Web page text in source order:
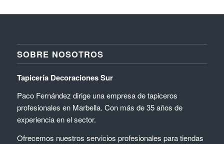
SOBRE NOSOTROS
Tapicería Decoraciones Sur
Paco Fernández dirige una empresa de tapiceros
profesionales en Marbella. Con más de 35 años de
experiencia en el sector.
Ofrecemos nuestros servicios profesionales para tiendas